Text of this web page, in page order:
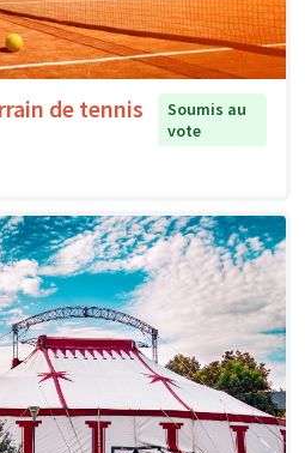
de tennis
Soumis au
vote